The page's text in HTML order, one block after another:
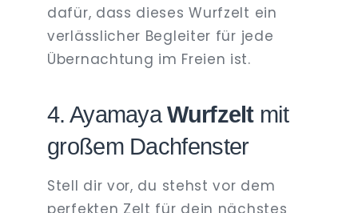
dafür, dass dieses Wurfzelt ein
verlässlicher Begleiter für jede
Übernachtung im Freien ist.
4. AyamayaWurfzeltmit
großem Dachfenster
Stell dir vor, du stehst vor dem
perfekten Zelt für dein nächstes